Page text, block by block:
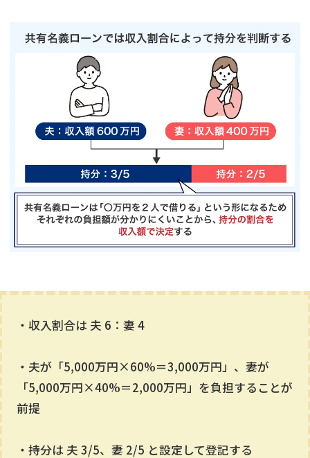
・収入割合は 夫 6：妻 4
・夫が「5,000万円×60%＝3,000万円」、妻が
「5,000万円×40%＝2,000万円」を負担することが
前提
・持分は 夫 3/5、妻 2/5 と設定して登記する